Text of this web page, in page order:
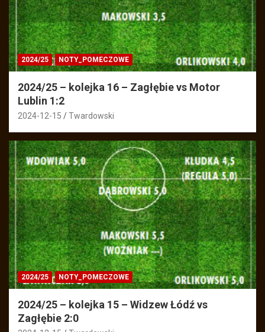
2024/25 NOTY_POMECZOWE
2024/25 – kolejka 16 – Zagłębie vs Motor
Lublin 1:2
2024-12-15 Twardowski
2024/25 NOTY_POMECZOWE
2024/25 – kolejka 15 – Widzew Łódź vs
Zagłębie 2:0